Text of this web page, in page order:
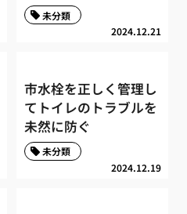
2024.12.21
未分類
市水栓を正しく管理し
てトイレのトラブルを
未然に防ぐ
2024.12.19
未分類